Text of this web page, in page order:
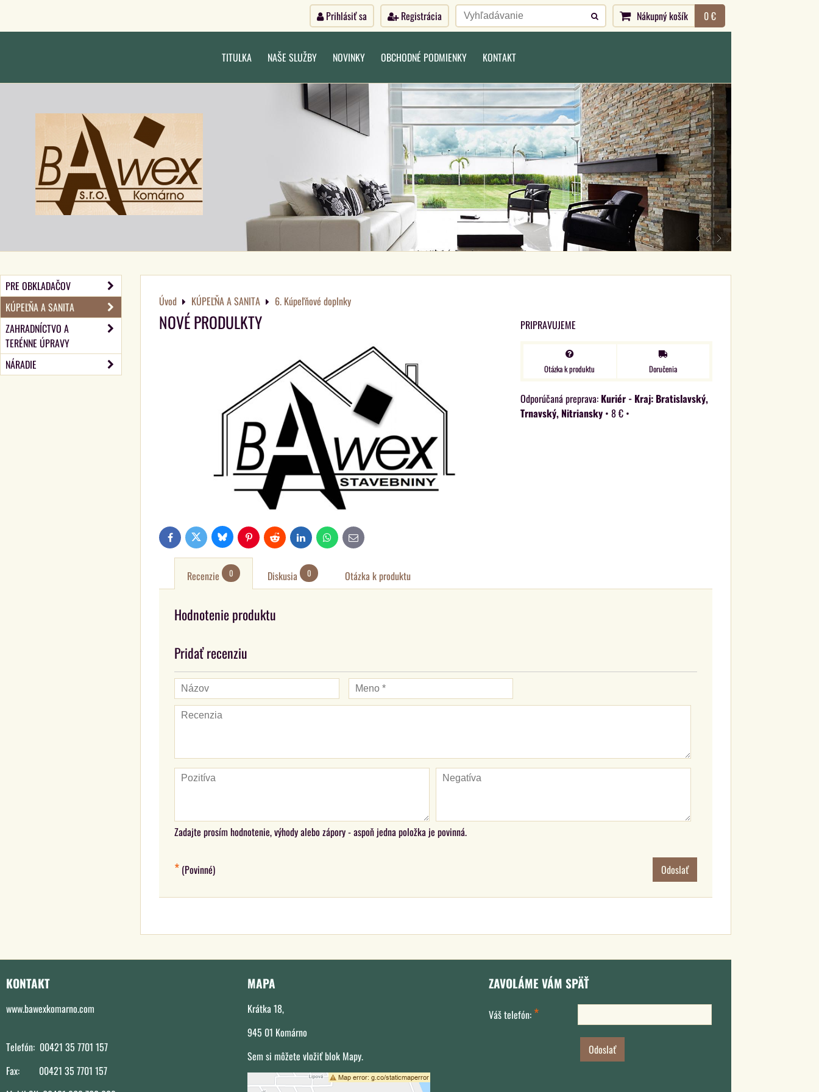
Prihlásiť sa Registrácia Nákupný košík 0 €
TITULKA NAŠE SLUŽBY NOVINKY OBCHODNÉ PODMIENKY KONTAKT
Úvod KÚPEĽŇA A SANITA 6. Kúpeľňové doplnky
NOVÉ PRODULKTY PRIPRAVUJEME
Otázka k produktu Doručenia
Kuriér - Kraj: Bratislavský,
Trnavský, Nitriansky • 8 € •
FacebookTwitter Bluesky PinterestReddit LinkedIn WhatsAppE-
mail
Recenzie 0 Diskusia 0 Otázka k produktu
Hodnotenie produktu
Pridať recenziu
Zadajte prosím hodnotenie, výhody alebo zápory - aspoň jedna položka je povinná.
* (Povinné) Odoslať
PRE OBKLADAČOV
KÚPEĽŇA A SANITA
ZAHRADNÍCTVO A
TERÉNNE ÚPRAVY
NÁRADIE
KONTAKT
www.bawexkomarno.com
Telefón: 00421 35 7701 157
Fax: 00421 35 7701 157
MAPA
Krátka 18,
945 01 Komárno
Sem si môžete vložiť blok Mapy.
ZAVOLÁME VÁM SPÄŤ
Váš telefón: *
Odoslať